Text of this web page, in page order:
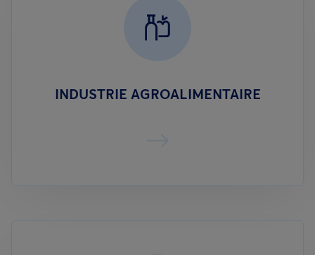
INDUSTRIE AGROALIMENTAIRE